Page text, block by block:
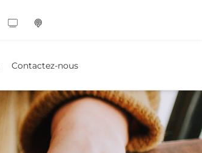
Contactez-nous